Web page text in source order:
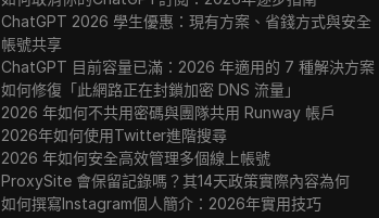
ChatGPT 2026 學生優惠：現有方案、省錢方式與安全
帳號共享
ChatGPT 目前容量已滿：2026 年適用的 7 種解決方案
如何修復「此網路正在封鎖加密 DNS 流量」
2026 年如何不共用密碼與團隊共用 Runway 帳戶
2026年如何使用Twitter進階搜尋
2026 年如何安全高效管理多個線上帳號
ProxySite 會保留記錄嗎？其14天政策實際內容為何
如何撰寫Instagram個人簡介：2026年實用技巧